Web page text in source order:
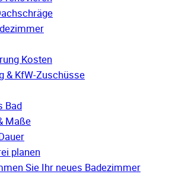
Kosten
& KfW-Zuschüsse
Bad
Maße
planen
Sie Ihr neues Badezimmer